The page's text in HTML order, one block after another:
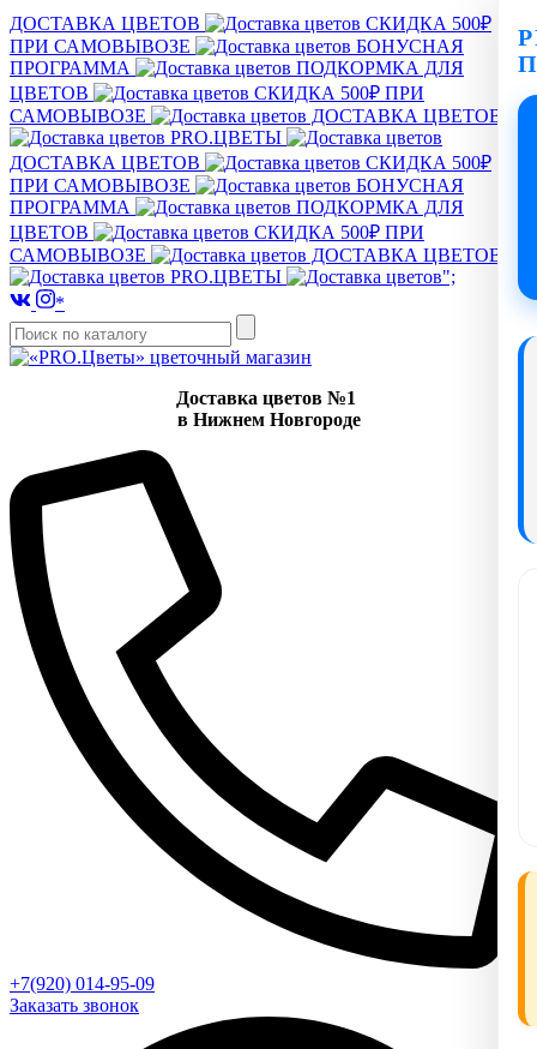
ДОСТАВКА ЦВЕТОВ
СКИДКА 500₽
ПРИ САМОВЫВОЗЕ
БОНУСНАЯ
ПРОГРАММА
ПОДКОРМКА ДЛЯ
ЦВЕТОВ
СКИДКА 500₽ ПРИ
САМОВЫВОЗЕ
ДОСТАВКА ЦВЕТОВ
PRO.ЦВЕТЫ
ДОСТАВКА ЦВЕТОВ
СКИДКА 500₽
ПРИ САМОВЫВОЗЕ
БОНУСНАЯ
ПРОГРАММА
ПОДКОРМКА ДЛЯ
ЦВЕТОВ
СКИДКА 500₽ ПРИ
САМОВЫВОЗЕ
ДОСТАВКА ЦВЕТОВ
PRO.ЦВЕТЫ
";
*
Доставка цветов №1
в Нижнем Новгороде
+7(920) 014-95-09
Заказать звонок